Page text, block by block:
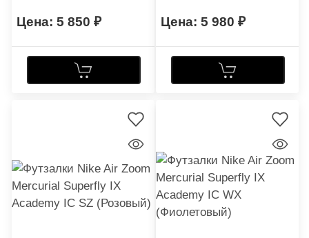
5 850 5 980